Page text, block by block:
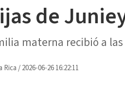
de
materna recibió a
Rica /2026-06-26 16:22:11